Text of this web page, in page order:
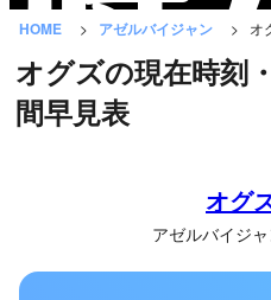
HOME アゼルバイジャン オ
オグズの現在時刻
間早見表
オグ
アゼルバイジ
な
と
は？